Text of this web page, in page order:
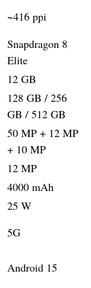
~416 ppi
Snapdragon 8
Elite
12 GB
128 GB / 256
GB / 512 GB
50 MP + 12 MP
+ 10 MP
12 MP
4000 mAh
25 W
5G
Android 15